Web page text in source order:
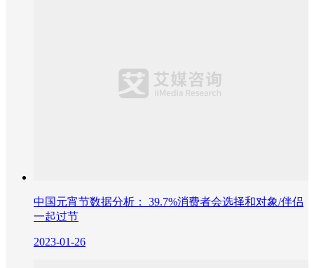
中国元宵节数据分析： 39.7%消费者会选择和对象/伴侣
一起过节
2023-01-26